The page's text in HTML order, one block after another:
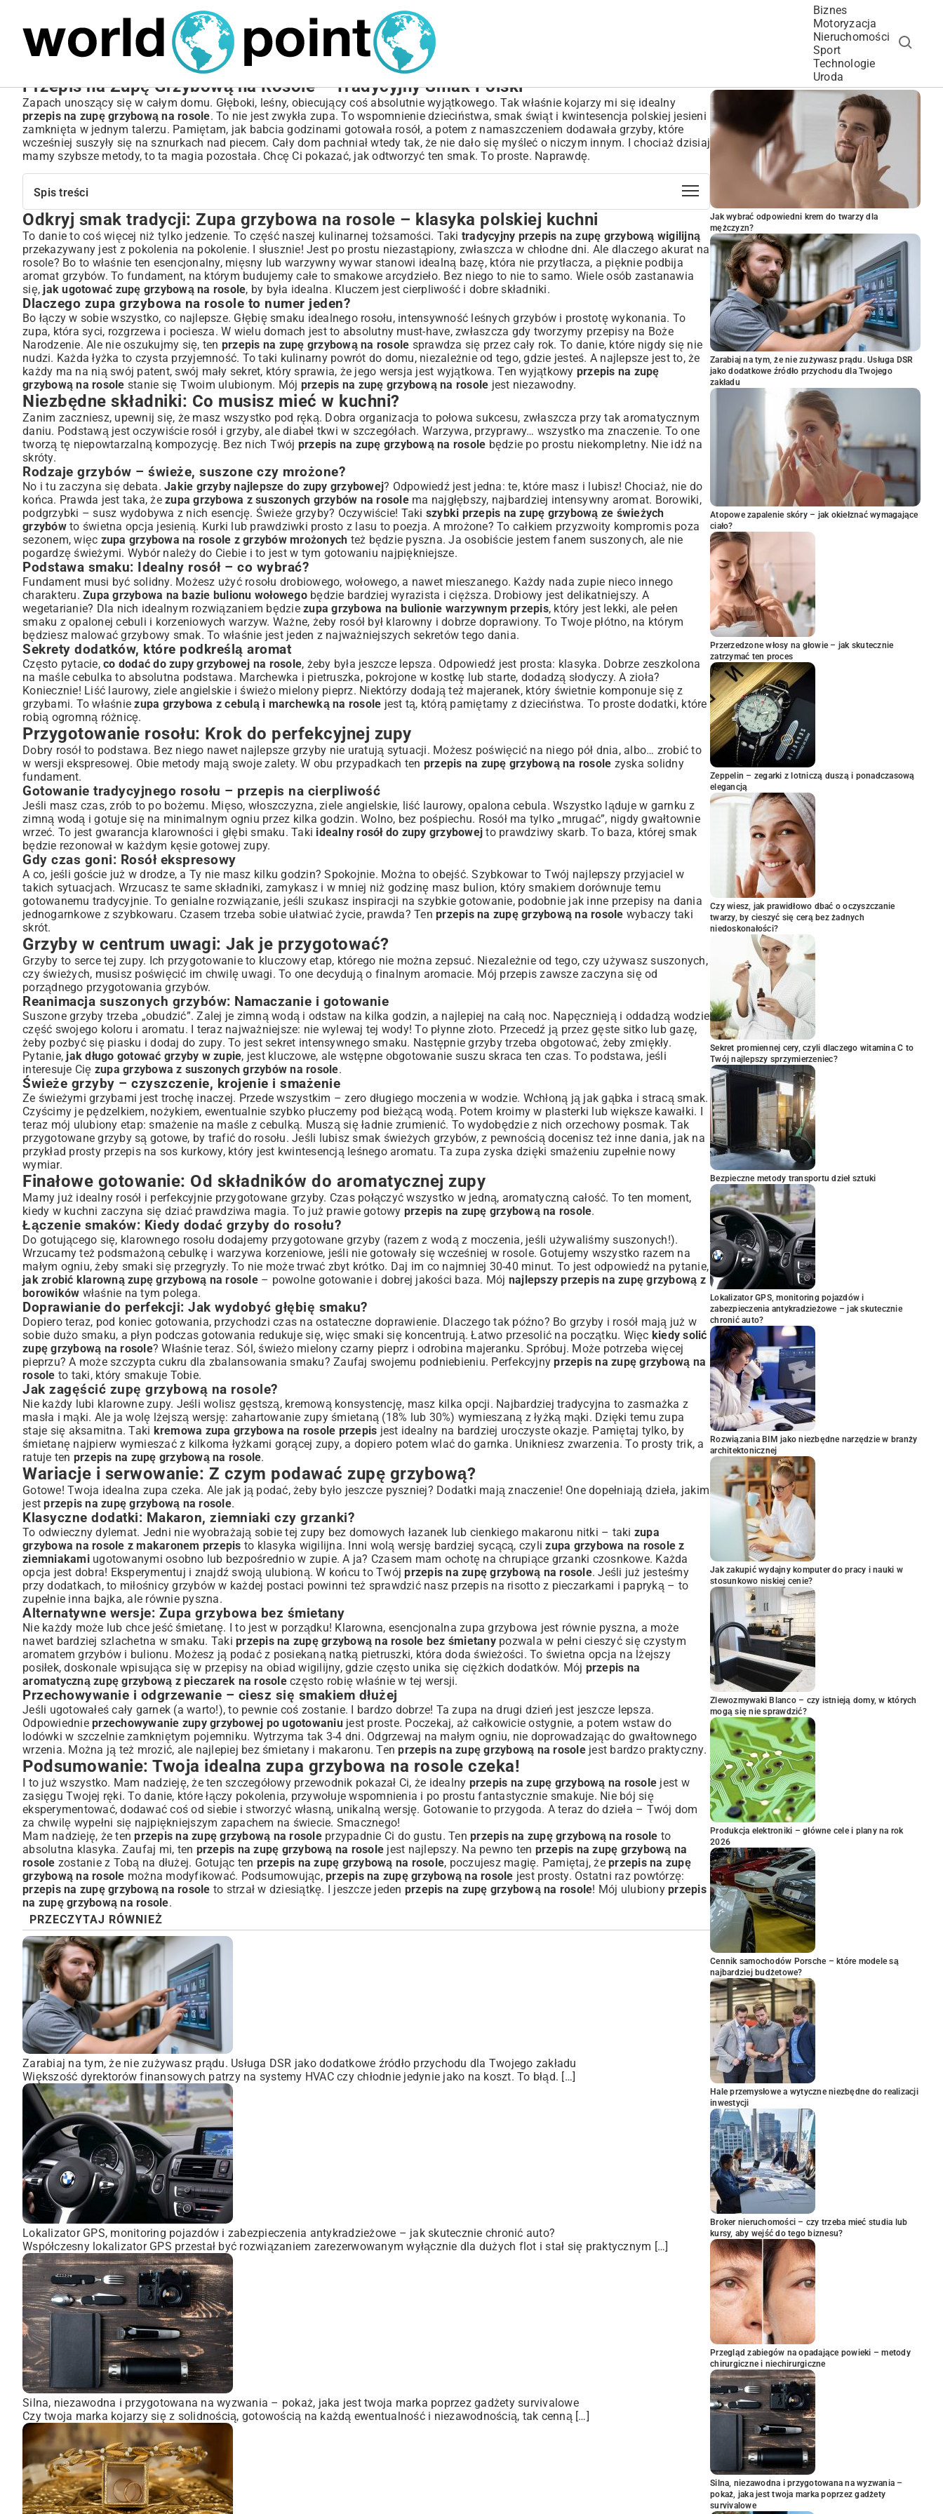
Biznes
Motoryzacja
Nieruchomości
Sport
Technologie
Uroda
Przepis na Zupę Grzybową na Rosole – Tradycyjny Smak Polski
Zapach unoszący się w całym domu. Głęboki, leśny, obiecujący coś absolutnie wyjątkowego. Tak właśnie kojarzy mi się idealny
przepis na zupę grzybową na rosole. To nie jest zwykła zupa. To wspomnienie dzieciństwa, smak świąt i kwintesencja polskiej jesieni
zamknięta w jednym talerzu. Pamiętam, jak babcia godzinami gotowała rosół, a potem z namaszczeniem dodawała grzyby, które
wcześniej suszyły się na sznurkach nad piecem. Cały dom pachniał wtedy tak, że nie dało się myśleć o niczym innym. I chociaż dzisiaj
mamy szybsze metody, to ta magia pozostała. Chcę Ci pokazać, jak odtworzyć ten smak. To proste. Naprawdę.
Spis treści
Odkryj smak tradycji: Zupa grzybowa na rosole – klasyka polskiej kuchni
Dlaczego zupa grzybowa na rosole to numer jeden?
Niezbędne składniki: Co musisz mieć w kuchni?
Rodzaje grzybów – świeże, suszone czy mrożone?
Podstawa smaku: Idealny rosół – co wybrać?
Sekrety dodatków, które podkreślą aromat
Przygotowanie rosołu: Krok do perfekcyjnej zupy
Gotowanie tradycyjnego rosołu – przepis na cierpliwość
Gdy czas goni: Rosół ekspresowy
Grzyby w centrum uwagi: Jak je przygotować?
Reanimacja suszonych grzybów: Namaczanie i gotowanie
Świeże grzyby – czyszczenie, krojenie i smażenie
Finałowe gotowanie: Od składników do aromatycznej zupy
Łączenie smaków: Kiedy dodać grzyby do rosołu?
Doprawianie do perfekcji: Jak wydobyć głębię smaku?
Jak zagęścić zupę grzybową na rosole?
Wariacje i serwowanie: Z czym podawać zupę grzybową?
Klasyczne dodatki: Makaron, ziemniaki czy grzanki?
Alternatywne wersje: Zupa grzybowa bez śmietany
Przechowywanie i odgrzewanie – ciesz się smakiem dłużej
Podsumowanie: Twoja idealna zupa grzybowa na rosole czeka!
Odkryj smak tradycji: Zupa grzybowa na rosole – klasyka polskiej kuchni
To danie to coś więcej niż tylko jedzenie. To część naszej kulinarnej tożsamości. Taki tradycyjny przepis na zupę grzybową wigilijną
przekazywany jest z pokolenia na pokolenie. I słusznie! Jest po prostu niezastąpiony, zwłaszcza w chłodne dni. Ale dlaczego akurat na
rosole? Bo to właśnie ten esencjonalny, mięsny lub warzywny wywar stanowi idealną bazę, która nie przytłacza, a pięknie podbija
aromat grzybów. To fundament, na którym budujemy całe to smakowe arcydzieło. Bez niego to nie to samo. Wiele osób zastanawia
się, jak ugotować zupę grzybową na rosole, by była idealna. Kluczem jest cierpliwość i dobre składniki.
Dlaczego zupa grzybowa na rosole to numer jeden?
Bo łączy w sobie wszystko, co najlepsze. Głębię smaku idealnego rosołu, intensywność leśnych grzybów i prostotę wykonania. To
zupa, która syci, rozgrzewa i pociesza. W wielu domach jest to absolutny must-have, zwłaszcza gdy tworzymy przepisy na Boże
Narodzenie. Ale nie oszukujmy się, ten przepis na zupę grzybową na rosole sprawdza się przez cały rok. To danie, które nigdy się nie
nudzi. Każda łyżka to czysta przyjemność. To taki kulinarny powrót do domu, niezależnie od tego, gdzie jesteś. A najlepsze jest to, że
każdy ma na nią swój patent, swój mały sekret, który sprawia, że jego wersja jest wyjątkowa. Ten wyjątkowy przepis na zupę
grzybową na rosole stanie się Twoim ulubionym. Mój przepis na zupę grzybową na rosole jest niezawodny.
Niezbędne składniki: Co musisz mieć w kuchni?
Zanim zaczniesz, upewnij się, że masz wszystko pod ręką. Dobra organizacja to połowa sukcesu, zwłaszcza przy tak aromatycznym
daniu. Podstawą jest oczywiście rosół i grzyby, ale diabeł tkwi w szczegółach. Warzywa, przyprawy… wszystko ma znaczenie. To one
tworzą tę niepowtarzalną kompozycję. Bez nich Twój przepis na zupę grzybową na rosole będzie po prostu niekompletny. Nie idź na
skróty.
Rodzaje grzybów – świeże, suszone czy mrożone?
No i tu zaczyna się debata. Jakie grzyby najlepsze do zupy grzybowej? Odpowiedź jest jedna: te, które masz i lubisz! Chociaż, nie do
końca. Prawda jest taka, że zupa grzybowa z suszonych grzybów na rosolema najgłębszy, najbardziej intensywny aromat. Borowiki,
podgrzybki – susz wydobywa z nich esencję. Świeże grzyby? Oczywiście! Taki szybki przepis na zupę grzybową ze świeżych
grzybówto świetna opcja jesienią. Kurki lub prawdziwki prosto z lasu to poezja. A mrożone? To całkiem przyzwoity kompromis poza
sezonem, więc zupa grzybowa na rosole z grzybów mrożonych też będzie pyszna. Ja osobiście jestem fanem suszonych, ale nie
pogardzę świeżymi. Wybór należy do Ciebie i to jest w tym gotowaniu najpiękniejsze.
Podstawa smaku: Idealny rosół – co wybrać?
Fundament musi być solidny. Możesz użyć rosołu drobiowego, wołowego, a nawet mieszanego. Każdy nada zupie nieco innego
charakteru. Zupa grzybowa na bazie bulionu wołowegobędzie bardziej wyrazista i cięższa. Drobiowy jest delikatniejszy. A
wegetarianie? Dla nich idealnym rozwiązaniem będzie zupa grzybowa na bulionie warzywnym przepis, który jest lekki, ale pełen
smaku z opalonej cebuli i korzeniowych warzyw. Ważne, żeby rosół był klarowny i dobrze doprawiony. To Twoje płótno, na którym
będziesz malować grzybowy smak. To właśnie jest jeden z najważniejszych sekretów tego dania.
Sekrety dodatków, które podkreślą aromat
Często pytacie, co dodać do zupy grzybowej na rosole, żeby była jeszcze lepsza. Odpowiedź jest prosta: klasyka. Dobrze zeszkolona
na maśle cebulka to absolutna podstawa. Marchewka i pietruszka, pokrojone w kostkę lub starte, dodadzą słodyczy. A zioła?
Koniecznie! Liść laurowy, ziele angielskie i świeżo mielony pieprz. Niektórzy dodają też majeranek, który świetnie komponuje się z
grzybami. To właśniezupa grzybowa z cebulą i marchewką na rosole jest tą, którą pamiętamy z dzieciństwa. To proste dodatki, które
robią ogromną różnicę.
Przygotowanie rosołu: Krok do perfekcyjnej zupy
Dobry rosół to podstawa. Bez niego nawet najlepsze grzyby nie uratują sytuacji. Możesz poświęcić na niego pół dnia, albo… zrobić to
w wersji ekspresowej. Obie metody mają swoje zalety. W obu przypadkach ten przepis na zupę grzybową na rosole zyska solidny
fundament.
Gotowanie tradycyjnego rosołu – przepis na cierpliwość
Jeśli masz czas, zrób to po bożemu. Mięso, włoszczyzna, ziele angielskie, liść laurowy, opalona cebula. Wszystko ląduje w garnku z
zimną wodą i gotuje się na minimalnym ogniu przez kilka godzin. Wolno, bez pośpiechu. Rosół ma tylko „mrugać”, nigdy gwałtownie
wrzeć. To jest gwarancja klarowności i głębi smaku. Taki idealny rosół do zupy grzybowej to prawdziwy skarb. To baza, której smak
będzie rezonował w każdym kęsie gotowej zupy.
Gdy czas goni: Rosół ekspresowy
A co, jeśli goście już w drodze, a Ty nie masz kilku godzin? Spokojnie. Można to obejść. Szybkowar to Twój najlepszy przyjaciel w
takich sytuacjach. Wrzucasz te same składniki, zamykasz i w mniej niż godzinę masz bulion, który smakiem dorównuje temu
gotowanemu tradycyjnie. To genialne rozwiązanie, jeśli szukasz inspiracji na szybkie gotowanie, podobnie jak inne przepisy na dania
jednogarnkowe z szybkowaru. Czasem trzeba sobie ułatwiać życie, prawda? Ten przepis na zupę grzybową na rosole wybaczy taki
skrót.
Grzyby w centrum uwagi: Jak je przygotować?
Grzyby to serce tej zupy. Ich przygotowanie to kluczowy etap, którego nie można zepsuć. Niezależnie od tego, czy używasz suszonych,
czy świeżych, musisz poświęcić im chwilę uwagi. To one decydują o finalnym aromacie. Mój przepis zawsze zaczyna się od
porządnego przygotowania grzybów.
Reanimacja suszonych grzybów: Namaczanie i gotowanie
Suszone grzyby trzeba „obudzić”. Zalej je zimną wodą i odstaw na kilka godzin, a najlepiej na całą noc. Napęcznieją i oddadzą wodzie
część swojego koloru i aromatu. I teraz najważniejsze: nie wylewaj tej wody! To płynne złoto. Przecedź ją przez gęste sitko lub gazę,
żeby pozbyć się piasku i dodaj do zupy. To jest sekret intensywnego smaku. Następnie grzyby trzeba obgotować, żeby zmiękły.
Pytanie, jak długo gotować grzyby w zupie, jest kluczowe, ale wstępne obgotowanie suszu skraca ten czas. To podstawa, jeśli
interesuje Cię zupa grzybowa z suszonych grzybów na rosole.
Świeże grzyby – czyszczenie, krojenie i smażenie
Ze świeżymi grzybami jest trochę inaczej. Przede wszystkim – zero długiego moczenia w wodzie. Wchłoną ją jak gąbka i stracą smak.
Czyścimy je pędzelkiem, nożykiem, ewentualnie szybko płuczemy pod bieżącą wodą. Potem kroimy w plasterki lub większe kawałki. I
teraz mój ulubiony etap: smażenie na maśle z cebulką. Muszą się ładnie zrumienić. To wydobędzie z nich orzechowy posmak. Tak
przygotowane grzyby są gotowe, by trafić do rosołu. Jeśli lubisz smak świeżych grzybów, z pewnością docenisz też inne dania, jak na
przykład prosty przepis na sos kurkowy, który jest kwintesencją leśnego aromatu. Ta zupa zyska dzięki smażeniu zupełnie nowy
wymiar.
Finałowe gotowanie: Od składników do aromatycznej zupy
Mamy już idealny rosół i perfekcyjnie przygotowane grzyby. Czas połączyć wszystko w jedną, aromatyczną całość. To ten moment,
kiedy w kuchni zaczyna się dziać prawdziwa magia. To już prawie gotowy przepis na zupę grzybową na rosole.
Łączenie smaków: Kiedy dodać grzyby do rosołu?
Do gotującego się, klarownego rosołu dodajemy przygotowane grzyby (razem z wodą z moczenia, jeśli używaliśmy suszonych!).
Wrzucamy też podsmażoną cebulkę i warzywa korzeniowe, jeśli nie gotowały się wcześniej w rosole. Gotujemy wszystko razem na
małym ogniu, żeby smaki się przegryzły. To nie może trwać zbyt krótko. Daj im co najmniej 30-40 minut. To jest odpowiedź na pytanie,
jak zrobić klarowną zupę grzybową na rosole– powolne gotowanie i dobrej jakości baza. Mój najlepszy przepis na zupę grzybową z
borowików właśnie na tym polega.
Doprawianie do perfekcji: Jak wydobyć głębię smaku?
Dopiero teraz, pod koniec gotowania, przychodzi czas na ostateczne doprawienie. Dlaczego tak późno? Bo grzyby i rosół mają już w
sobie dużo smaku, a płyn podczas gotowania redukuje się, więc smaki się koncentrują. Łatwo przesolić na początku. Więc kiedy solić
zupę grzybową na rosole? Właśnie teraz. Sól, świeżo mielony czarny pieprz i odrobina majeranku. Spróbuj. Może potrzeba więcej
pieprzu? A może szczypta cukru dla zbalansowania smaku? Zaufaj swojemu podniebieniu. Perfekcyjnyprzepis na zupę grzybową na
rosole to taki, który smakuje Tobie.
Jak zagęścić zupę grzybową na rosole?
Nie każdy lubi klarowne zupy. Jeśli wolisz gęstszą, kremową konsystencję, masz kilka opcji. Najbardziej tradycyjna to zasmażka z
masła i mąki. Ale ja wolę lżejszą wersję: zahartowanie zupy śmietaną (18% lub 30%) wymieszaną z łyżką mąki. Dzięki temu zupa
staje się aksamitna. Taki kremowa zupa grzybowa na rosole przepis jest idealny na bardziej uroczyste okazje. Pamiętaj tylko, by
śmietanę najpierw wymieszać z kilkoma łyżkami gorącej zupy, a dopiero potem wlać do garnka. Unikniesz zwarzenia. To prosty trik, a
ratuje ten przepis na zupę grzybową na rosole.
Wariacje i serwowanie: Z czym podawać zupę grzybową?
Gotowe! Twoja idealna zupa czeka. Ale jak ją podać, żeby było jeszcze pyszniej? Dodatki mają znaczenie! One dopełniają dzieła, jakim
jestprzepis na zupę grzybową na rosole.
Klasyczne dodatki: Makaron, ziemniaki czy grzanki?
To odwieczny dylemat. Jedni nie wyobrażają sobie tej zupy bez domowych łazanek lub cienkiego makaronu nitki – taki zupa
grzybowa na rosole z makaronem przepis to klasyka wigilijna. Inni wolą wersję bardziej sycącą, czylizupa grzybowa na rosole z
ziemniakamiugotowanymi osobno lub bezpośrednio w zupie. A ja? Czasem mam ochotę na chrupiące grzanki czosnkowe. Każda
opcja jest dobra! Eksperymentuj i znajdź swoją ulubioną. W końcu to Twójprzepis na zupę grzybową na rosole. Jeśli już jesteśmy
przy dodatkach, to miłośnicy grzybów w każdej postaci powinni też sprawdzić nasz przepis na risotto z pieczarkami i papryką– to
zupełnie inna bajka, ale równie pyszna.
Alternatywne wersje: Zupa grzybowa bez śmietany
Nie każdy może lub chce jeść śmietanę. I to jest w porządku! Klarowna, esencjonalna zupa grzybowa jest równie pyszna, a może
nawet bardziej szlachetna w smaku. Taki przepis na zupę grzybową na rosole bez śmietanypozwala w pełni cieszyć się czystym
aromatem grzybów i bulionu. Możesz ją podać z posiekaną natką pietruszki, która doda świeżości. To świetna opcja na lżejszy
posiłek, doskonale wpisująca się w przepisy na obiad wigilijny, gdzie często unika się ciężkich dodatków. Mój przepis na
aromatyczną zupę grzybową z pieczarek na rosoleczęsto robię właśnie w tej wersji.
Przechowywanie i odgrzewanie – ciesz się smakiem dłużej
Jeśli ugotowałeś cały garnek (a warto!), to pewnie coś zostanie. I bardzo dobrze! Ta zupa na drugi dzień jest jeszcze lepsza.
Odpowiednie przechowywanie zupy grzybowej po ugotowaniujest proste. Poczekaj, aż całkowicie ostygnie, a potem wstaw do
lodówki w szczelnie zamkniętym pojemniku. Wytrzyma tak 3-4 dni. Odgrzewaj na małym ogniu, nie doprowadzając do gwałtownego
wrzenia. Można ją też mrozić, ale najlepiej bez śmietany i makaronu. Tenprzepis na zupę grzybową na rosolejest bardzo praktyczny.
Podsumowanie: Twoja idealna zupa grzybowa na rosole czeka!
I to już wszystko. Mam nadzieję, że ten szczegółowy przewodnik pokazał Ci, że idealny przepis na zupę grzybową na rosole jest w
zasięgu Twojej ręki. To danie, które łączy pokolenia, przywołuje wspomnienia i po prostu fantastycznie smakuje. Nie bój się
eksperymentować, dodawać coś od siebie i stworzyć własną, unikalną wersję. Gotowanie to przygoda. A teraz do dzieła – Twój dom
za chwilę wypełni się najpiękniejszym zapachem na świecie. Smacznego!
Mam nadzieję, że tenprzepis na zupę grzybową na rosoleprzypadnie Ci do gustu. Ten przepis na zupę grzybową na rosole to
absolutna klasyka. Zaufaj mi, ten przepis na zupę grzybową na rosole jest najlepszy. Na pewno ten przepis na zupę grzybową na
rosole zostanie z Tobą na dłużej. Gotując ten przepis na zupę grzybową na rosole, poczujesz magię. Pamiętaj, że przepis na zupę
grzybową na rosole można modyfikować. Podsumowując, przepis na zupę grzybową na rosole jest prosty. Ostatni raz powtórzę:
przepis na zupę grzybową na rosole to strzał w dziesiątkę. I jeszcze jeden przepis na zupę grzybową na rosole! Mój ulubiony przepis
na zupę grzybową na rosole.
PRZECZYTAJ RÓWNIEŻ
Zarabiaj na tym, że nie zużywasz prądu. Usługa DSR jako dodatkowe źródło przychodu dla Twojego zakładu
Większość dyrektorów finansowych patrzy na systemy HVAC czy chłodnie jedynie jako na koszt. To błąd. […]
Lokalizator GPS, monitoring pojazdów i zabezpieczenia antykradzieżowe – jak skutecznie chronić auto?
Współczesny lokalizator GPS przestał być rozwiązaniem zarezerwowanym wyłącznie dla dużych flot i stał się praktycznym […]
Silna, niezawodna i przygotowana na wyzwania – pokaż, jaka jest twoja marka poprzez gadżety survivalowe
Czy twoja marka kojarzy się z solidnością, gotowością na każdą ewentualność i niezawodnością, tak cenną […]
POPULARNE ARTYKUŁY
Jak wybrać odpowiedni krem do twarzy dla
mężczyzn?
Zarabiaj na tym, że nie zużywasz prądu. Usługa DSR
jako dodatkowe źródło przychodu dla Twojego
zakładu
Atopowe zapalenie skóry – jak okiełznać wymagające
ciało?
Przerzedzone włosy na głowie – jak skutecznie
zatrzymać ten proces
Zeppelin – zegarki z lotniczą duszą i ponadczasową
elegancją
Czy wiesz, jak prawidłowo dbać o oczyszczanie
twarzy, by cieszyć się cerą bez żadnych
niedoskonałości?
Sekret promiennej cery, czyli dlaczego witamina C to
Twój najlepszy sprzymierzeniec?
Bezpieczne metody transportu dzieł sztuki
Lokalizator GPS, monitoring pojazdów i
zabezpieczenia antykradzieżowe – jak skutecznie
chronić auto?
Rozwiązania BIM jako niezbędne narzędzie w branży
architektonicznej
Jak zakupić wydajny komputer do pracy i nauki w
stosunkowo niskiej cenie?
Zlewozmywaki Blanco – czy istnieją domy, w których
mogą się nie sprawdzić?
Produkcja elektroniki – główne cele i plany na rok
2026
Cennik samochodów Porsche – które modele są
najbardziej budżetowe?
Hale przemysłowe a wytyczne niezbędne do realizacji
inwestycji
Broker nieruchomości – czy trzeba mieć studia lub
kursy, aby wejść do tego biznesu?
Przegląd zabiegów na opadające powieki – metody
chirurgiczne i niechirurgiczne
Silna, niezawodna i przygotowana na wyzwania –
pokaż, jaka jest twoja marka poprzez gadżety
survivalowe